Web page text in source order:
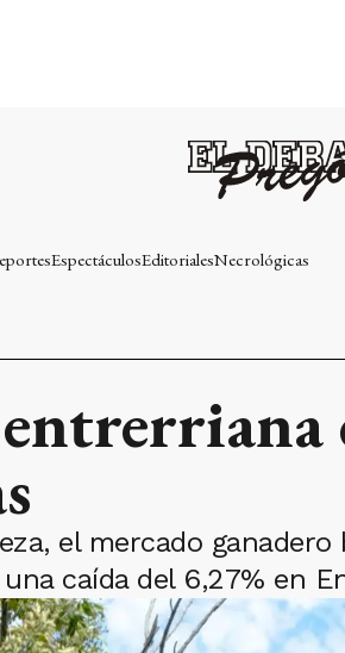
EspectáculosEditorialesNecrológicas
el mercado
caída del 6,27% en